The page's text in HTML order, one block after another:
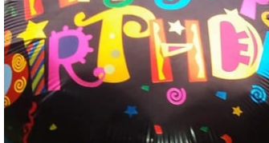
–
Hilfe
für
Frauen
in Not